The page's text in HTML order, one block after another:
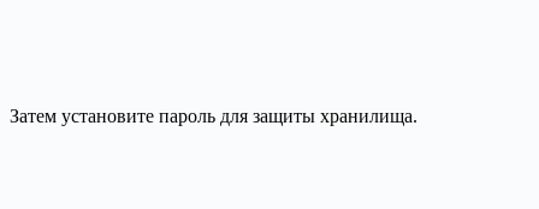
Затем установите пароль для защиты хранилища.